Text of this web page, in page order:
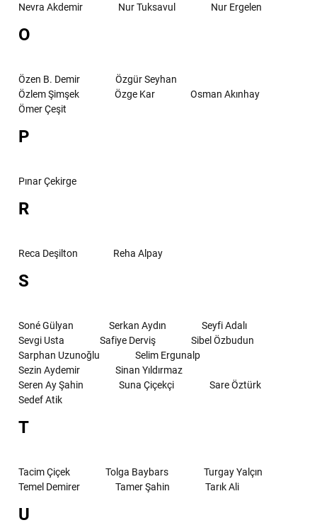
Nevra Akdemir Nur Tuksavul Nur Ergelen
O
Özen B. Demir
Özgür Seyhan
Özlem Şimşek
Özge Kar
Osman Akınhay
Ömer Çeşit
P
Pınar Çekirge
R
Reca Deşilton Reha Alpay
S
Soné Gülyan Serkan Aydın
Seyfi Adalı
Sevgi Usta
Safiye Derviş
Sibel Özbudun
Sarphan Uzunoğlu
Selim Ergunalp
Sezin Aydemir
Sinan Yıldırmaz
Seren Ay Şahin
Suna Çiçekçi
Sare Öztürk
Sedef Atik
T
Tacim Çiçek Tolga Baybars
Turgay Yalçın
Temel Demirer
Tamer Şahin Tarık Ali
U